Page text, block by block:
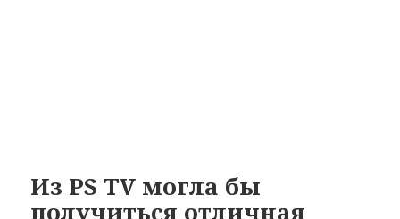
Из PS TV могла бы
получиться отличная